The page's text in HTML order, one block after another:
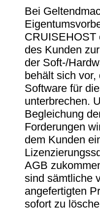
Bei
CRUISEHOST
des Kunden
der Soft-/
behält sich
Software für
unterbrechen.
Begleichung
Forderungen
dem Kunden
AGB
sind sämtliche
angefertigten
sofort zu